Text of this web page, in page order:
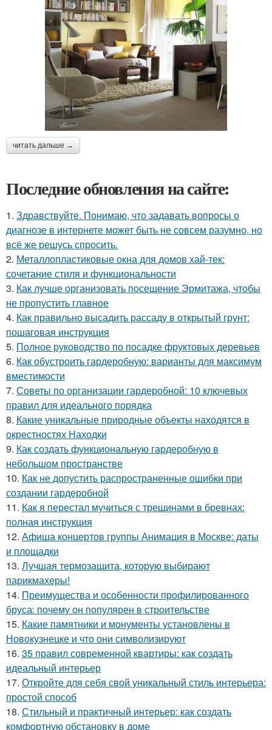
читать дальше →
Последние обновления на сайте:
1. Здравствуйте. Понимаю, что задавать вопросы о
диагнозе в интернете может быть не совсем разумно, но
всё же решусь спросить.
2. Металлопластиковые окна для домов хай-тек:
сочетание стиля и функциональности
3. Как лучше организовать посещение Эрмитажа, чтобы
не пропустить главное
4. Как правильно высадить рассаду в открытый грунт:
пошаговая инструкция
5. Полное руководство по посадке фруктовых деревьев
6. Как обустроить гардеробную: варианты для максимум
вместимости
7. Советы по организации гардеробной: 10 ключевых
правил для идеального порядка
8. Какие уникальные природные объекты находятся в
окрестностях Находки
9. Как создать функциональную гардеробную в
небольшом пространстве
10. Как не допустить распространенные ошибки при
создании гардеробной
11. Как я перестал мучиться с трещинами в бревнах:
полная инструкция
12. Афиша концертов группы Анимация в Москве: даты
и площадки
13. Лучшая термозащита, которую выбирают
парикмахеры!
14. Преимущества и особенности профилированного
бруса: почему он популярен в строительстве
15. Какие памятники и монументы установлены в
Новокузнецке и что они символизируют
16. 35 правил современной квартиры: как создать
идеальный интерьер
17. Откройте для себя свой уникальный стиль интерьера:
простой способ
18. Стильный и практичный интерьер: как создать
комфортную обстановку в доме